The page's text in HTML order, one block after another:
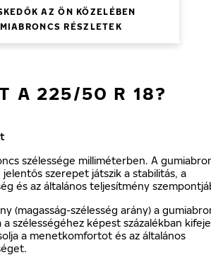
AZ ÖN KÖZELÉBEN
RÉSZLETEK
A 225/50 R 18?
szélessége milliméterben. A
jelentős szerepet játszik a stabilitás, a
és az általános teljesítmény
(magasság-szélesség arány) a
a szélességéhez képest százalékban
a menetkomfortot és az általános